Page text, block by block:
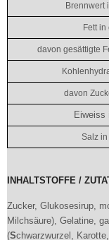
Brennwert
Fett in
davon gesättigte
davon
Eiweiss
Salz in
INHALTSTOFFE /
Zucker, Glukosesirup,
Milchsäure), Gelatine,
(Schwarzwurzel, Karotte,